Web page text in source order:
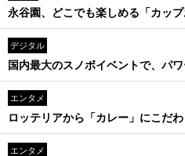
永谷園、どこでも楽しめる「カッ
デジタル
国内最大のスノボイベントで、パ
エンタメ
ロッテリアから「カレー」にこだ
エンタメ